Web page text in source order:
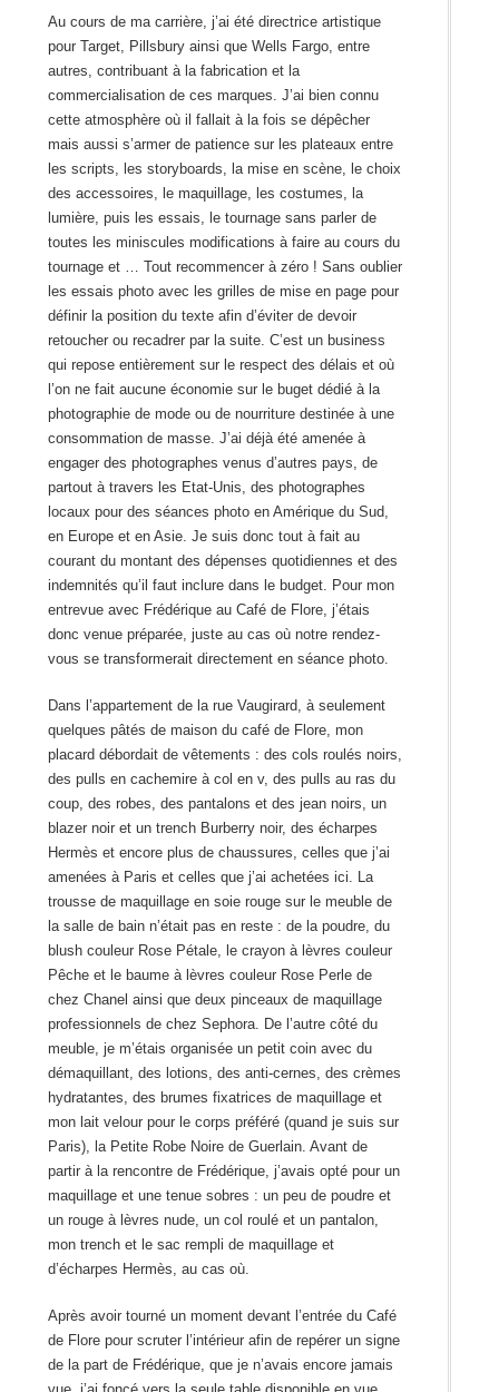
Au cours de ma carrière, j’ai été directrice artistique
pour Target, Pillsbury ainsi que Wells Fargo, entre
autres, contribuant à la fabrication et la
commercialisation de ces marques. J’ai bien connu
cette atmosphère où il fallait à la fois se dépêcher
mais aussi s’armer de patience sur les plateaux entre
les scripts, les storyboards, la mise en scène, le choix
des accessoires, le maquillage, les costumes, la
lumière, puis les essais, le tournage sans parler de
toutes les miniscules modifications à faire au cours du
tournage et … Tout recommencer à zéro ! Sans oublier
les essais photo avec les grilles de mise en page pour
définir la position du texte afin d’éviter de devoir
retoucher ou recadrer par la suite. C’est un business
qui repose entièrement sur le respect des délais et où
l’on ne fait aucune économie sur le buget dédié à la
photographie de mode ou de nourriture destinée à une
consommation de masse. J’ai déjà été amenée à
engager des photographes venus d’autres pays, de
partout à travers les Etat-Unis, des photographes
locaux pour des séances photo en Amérique du Sud,
en Europe et en Asie. Je suis donc tout à fait au
courant du montant des dépenses quotidiennes et des
indemnités qu’il faut inclure dans le budget. Pour mon
entrevue avec Frédérique au Café de Flore, j’étais
donc venue préparée, juste au cas où notre rendez-
vous se transformerait directement en séance photo.
Dans l’appartement de la rue Vaugirard, à seulement
quelques pâtés de maison du café de Flore, mon
placard débordait de vêtements : des cols roulés noirs,
des pulls en cachemire à col en v, des pulls au ras du
coup, des robes, des pantalons et des jean noirs, un
blazer noir et un trench Burberry noir, des écharpes
Hermès et encore plus de chaussures, celles que j’ai
amenées à Paris et celles que j’ai achetées ici. La
trousse de maquillage en soie rouge sur le meuble de
la salle de bain n’était pas en reste : de la poudre, du
blush couleur Rose Pétale, le crayon à lèvres couleur
Pêche et le baume à lèvres couleur Rose Perle de
chez Chanel ainsi que deux pinceaux de maquillage
professionnels de chez Sephora. De l’autre côté du
meuble, je m’étais organisée un petit coin avec du
démaquillant, des lotions, des anti-cernes, des crèmes
hydratantes, des brumes fixatrices de maquillage et
mon lait velour pour le corps préféré (quand je suis sur
Paris), la Petite Robe Noire de Guerlain. Avant de
partir à la rencontre de Frédérique, j’avais opté pour un
maquillage et une tenue sobres : un peu de poudre et
un rouge à lèvres nude, un col roulé et un pantalon,
mon trench et le sac rempli de maquillage et
d’écharpes Hermès, au cas où.
Après avoir tourné un moment devant l’entrée du Café
de Flore pour scruter l’intérieur afin de repérer un signe
de la part de Frédérique, que je n’avais encore jamais